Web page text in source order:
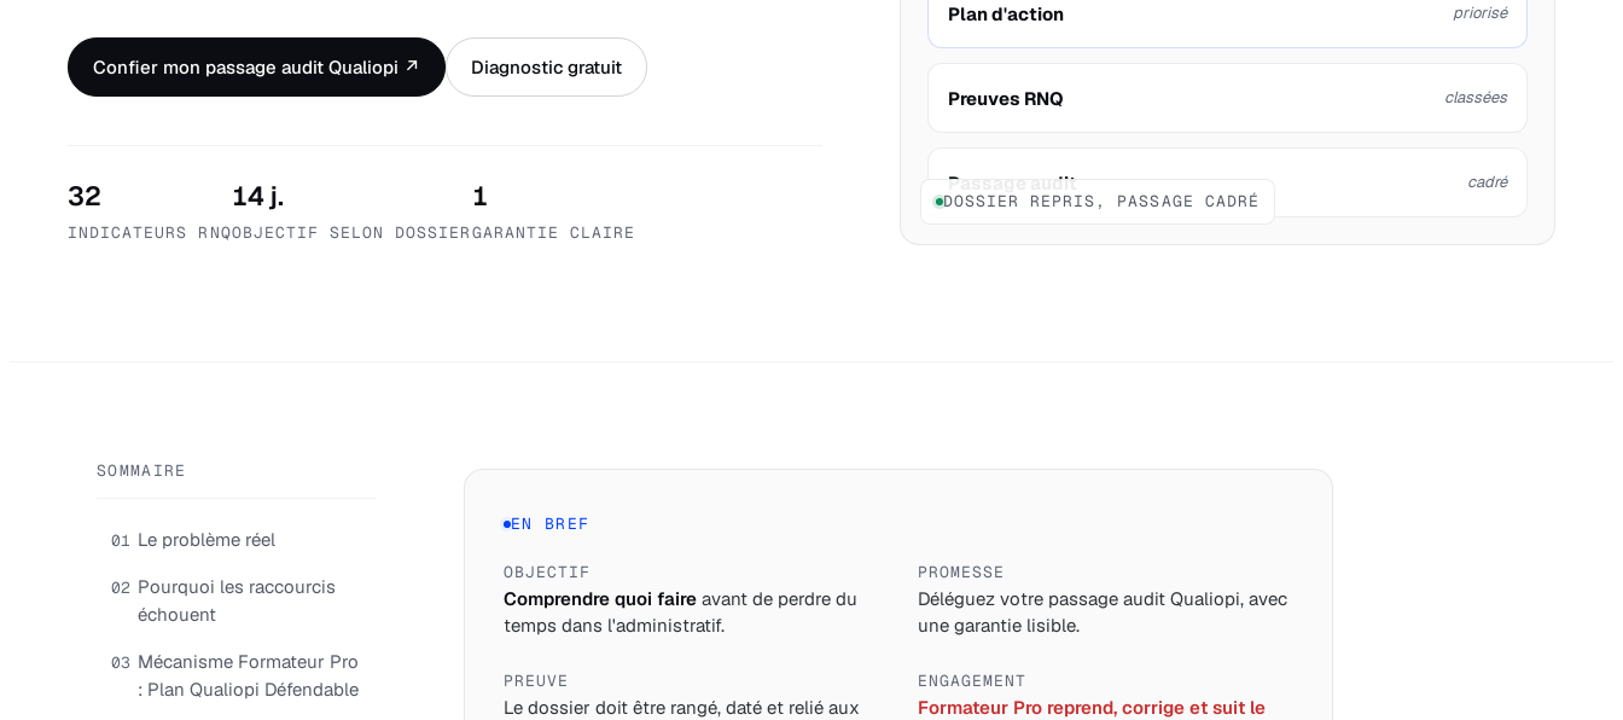
Confier mon passage audit Qualiopi ↗ Diagnostic gratuit
32
INDICATEURS RNQ
14 j.
OBJECTIF SELON DOSSIER
1
GARANTIE CLAIRE
Plan d'action priorisé
Preuves RNQ classées
Passage audit
cadré
DOSSIER REPRIS, PASSAGE CADRÉ
SOMMAIRE
01 Le problème réel
02 Pourquoi les raccourcis
échouent
03 Mécanisme Formateur Pro
: Plan Qualiopi Défendable
EN BREF
OBJECTIF
Comprendre quoi faire avant de perdre du
temps dans l'administratif.
PROMESSE
Déléguez votre passage audit Qualiopi, avec
une garantie lisible.
PREUVE
Le dossier doit être rangé, daté et relié aux
ENGAGEMENT
Formateur Pro reprend, corrige et suit le